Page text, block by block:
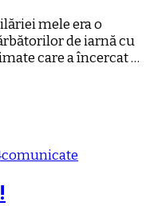
mele era o
de iarnă cu
care a încercat …
comunicate